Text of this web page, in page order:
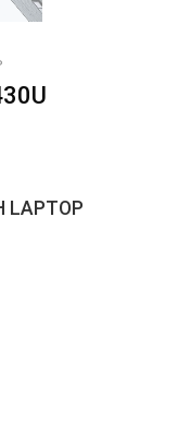
LAPTOP